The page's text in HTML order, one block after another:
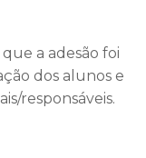
a adesão foi
dos alunos e
responsáveis.